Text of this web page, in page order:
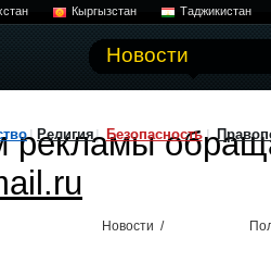
Кыргызстан Таджикистан
Новости
Религия Безопасность
рекламы
Новости /